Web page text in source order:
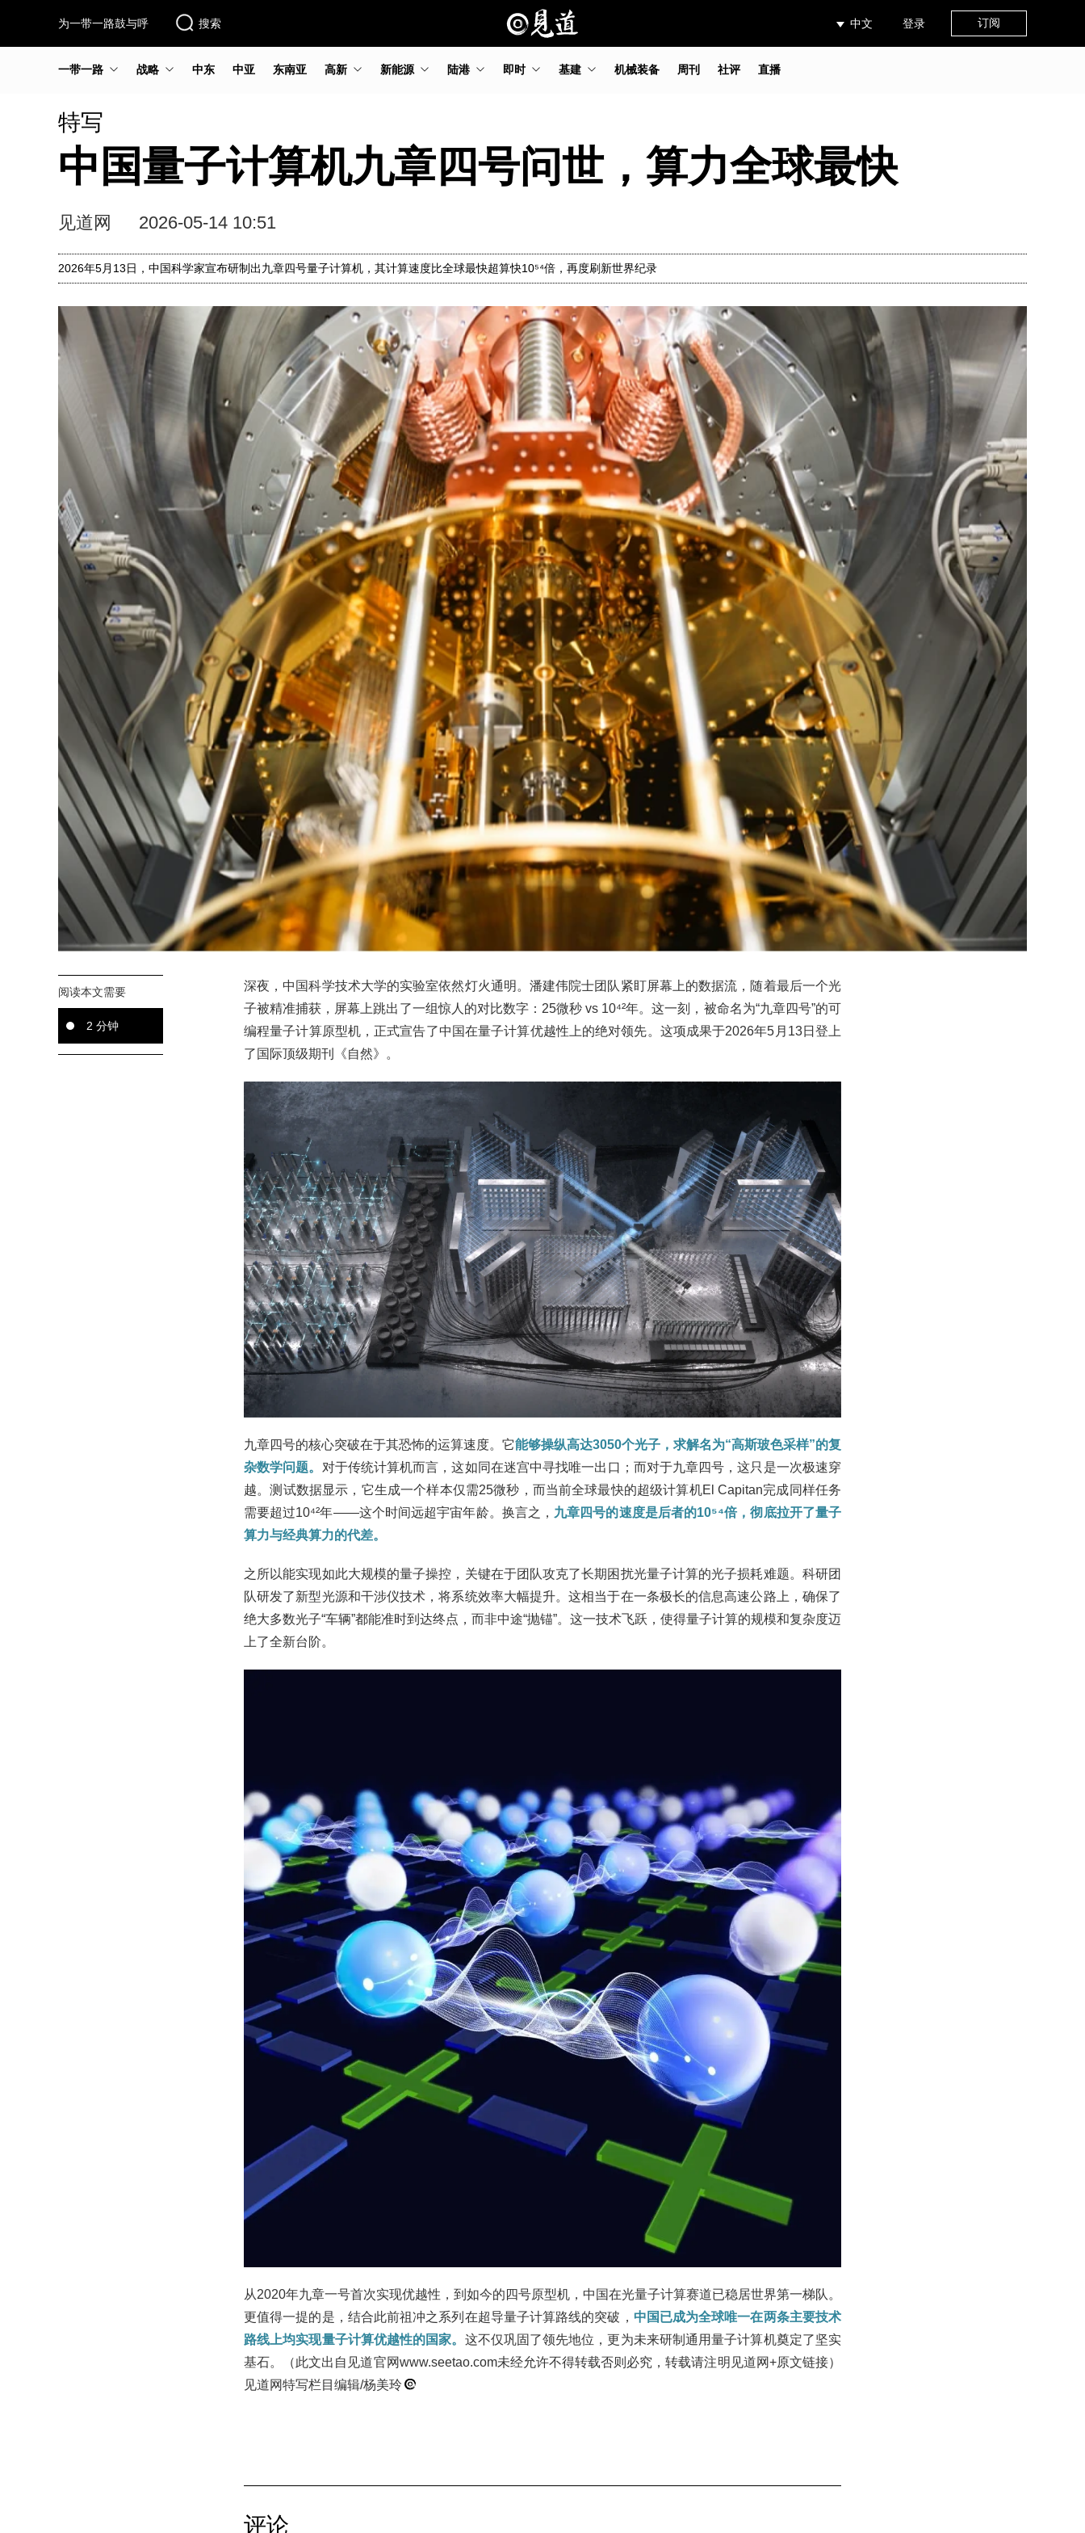
为一带一路鼓与呼 搜索 中文 登录 订阅
一带一路 战略 中东 中亚 东南亚 高新 新能源 陆港 即时 基建 机械装备 周刊 社评 直播
特写
中国量子计算机九章四号问世，算力全球最快
见道网 2026-05-14 10:51
2026年5月13日，中国科学家宣布研制出九章四号量子计算机，其计算速度比全球最快超算快10⁵⁴倍，再度刷新世界纪录
阅读本文需要
2 分钟
深夜，中国科学技术大学的实验室依然灯火通明。潘建伟院士团队紧盯屏幕上的数据流，随着最后一个光
子被精准捕获，屏幕上跳出了一组惊人的对比数字：25微秒 vs 10⁴²年。这一刻，被命名为“九章四号”的可
编程量子计算原型机，正式宣告了中国在量子计算优越性上的绝对领先。这项成果于2026年5月13日登上
了国际顶级期刊《自然》。
九章四号的核心突破在于其恐怖的运算速度。它能够操纵高达3050个光子，求解名为“高斯玻色采样”的复
杂数学问题。 对于传统计算机而言，这如同在迷宫中寻找唯一出口；而对于九章四号，这只是一次极速穿
越。测试数据显示，它生成一个样本仅需25微秒，而当前全球最快的超级计算机El Capitan完成同样任务
需要超过10⁴²年——这个时间远超宇宙年龄。换言之， 九章四号的速度是后者的10⁵⁴倍，彻底拉开了量子
算力与经典算力的代差。
之所以能实现如此大规模的量子操控，关键在于团队攻克了长期困扰光量子计算的光子损耗难题。科研团
队研发了新型光源和干涉仪技术，将系统效率大幅提升。这相当于在一条极长的信息高速公路上，确保了
绝大多数光子“车辆”都能准时到达终点，而非中途“抛锚”。这一技术飞跃，使得量子计算的规模和复杂度迈
上了全新台阶。
从2020年九章一号首次实现优越性，到如今的四号原型机，中国在光量子计算赛道已稳居世界第一梯队。
更值得一提的是，结合此前祖冲之系列在超导量子计算路线的突破， 中国已成为全球唯一在两条主要技术
路线上均实现量子计算优越性的国家。 这不仅巩固了领先地位，更为未来研制通用量子计算机奠定了坚实
基石。（此文出自见道官网www.seetao.com未经允许不得转载否则必究，转载请注明见道网+原文链接）
见道网特写栏目编辑/杨美玲
评论